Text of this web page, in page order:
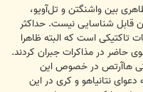
بین واشنگتن و تل‌آویو،
قابل شناسایی نیست. حداکثر
تاکتیکی است که البته ظاهرا
حاضر در مذاکرات جبران کردند.
هاآرتص در خصوص این
نتانیاهو و کری در این